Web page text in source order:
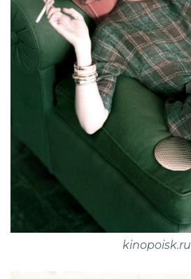
kinopoisk.ru